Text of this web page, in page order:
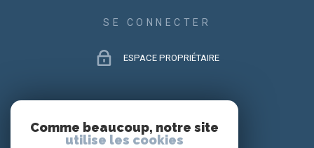
SE CONNECTER
ESPACE PROPRIÉTAIRE
Comme beaucoup, notre site
utilise les cookies